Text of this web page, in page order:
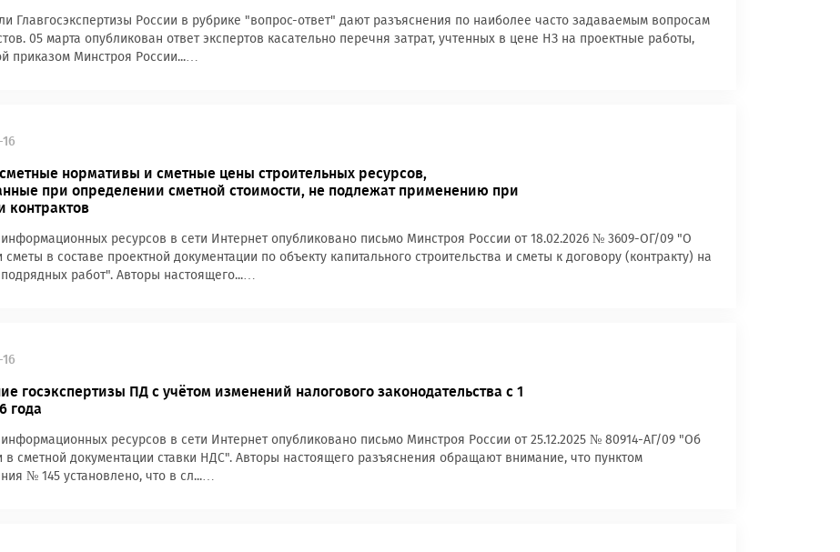
Главгосэкспертизы России в рубрике "вопрос-ответ" дают разъяснения по наиболее часто задаваемым вопросам
05 марта опубликован ответ экспертов касательно перечня затрат, учтенных в цене НЗ на проектные работы,
приказом Минстроя России...…
нормативы и сметные цены строительных ресурсов,
при определении сметной стоимости, не подлежат применению при
контрактов
ресурсов в сети Интернет опубликовано письмо Минстроя России от 18.02.2026 № 3609-ОГ/09 "О
в составе проектной документации по объекту капитального строительства и сметы к договору (контракту) на
работ". Авторы настоящего...…
госэкспертизы ПД с учётом изменений налогового законодательства с 1
года
ресурсов в сети Интернет опубликовано письмо Минстроя России от 25.12.2025 № 80914-АГ/09 "Об
в сметной документации ставки НДС". Авторы настоящего разъяснения обращают внимание, что пунктом
№ 145 установлено, что в сл...…